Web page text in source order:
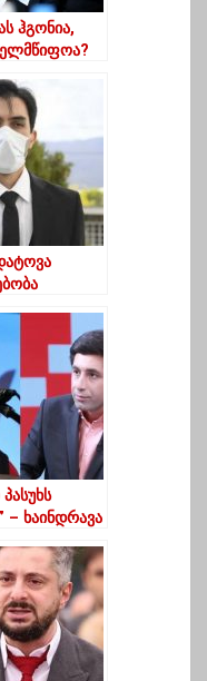
ჰგონია,
ზაზა
– ხაინდრავა